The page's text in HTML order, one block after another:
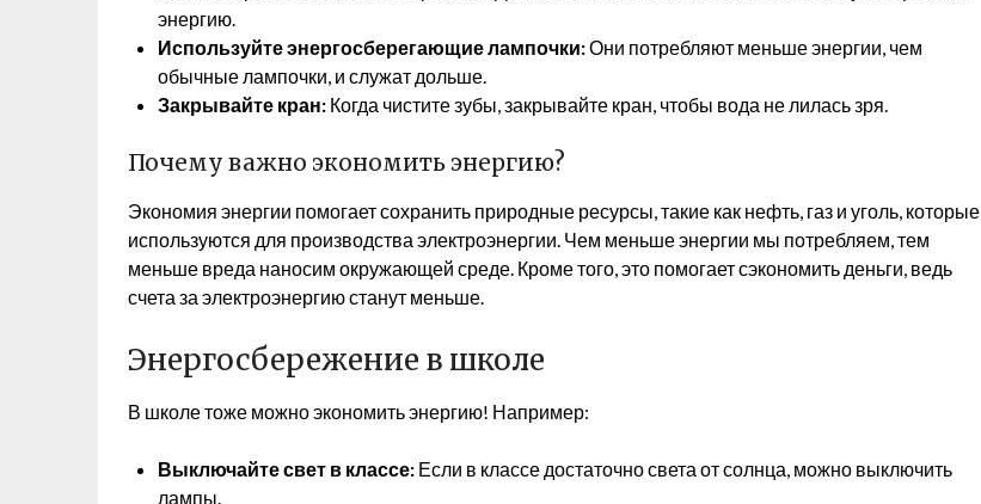
энергию.
Используйте энергосберегающие лампочки:Они потребляют меньше энергии, чем
обычные лампочки, и служат дольше.
Закрывайте кран: Когда чистите зубы, закрывайте кран, чтобы вода не лилась зря.
Почему важно экономить энергию?
Экономия энергии помогает сохранить природные ресурсы, такие как нефть, газ и уголь, которые
используются для производства электроэнергии. Чем меньше энергии мы потребляем, тем
меньше вреда наносим окружающей среде. Кроме того, это помогает сэкономить деньги, ведь
счета за электроэнергию станут меньше.
Энергосбережение в школе
В школе тоже можно экономить энергию! Например:
Выключайте свет в классе: Если в классе достаточно света от солнца, можно выключить
лампы.